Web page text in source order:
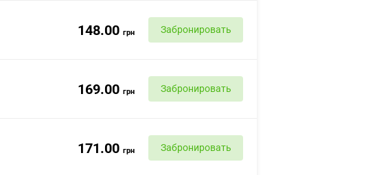
148.00 грн Забронировать
169.00 грн Забронировать
171.00 грн Забронировать